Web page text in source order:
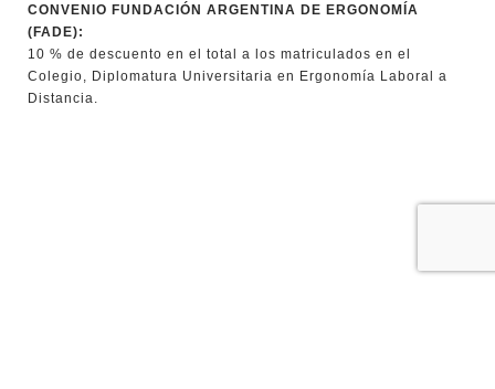
CONVENIO FUNDACIÓN ARGENTINA DE ERGONOMÍA
(FADE):
10 % de descuento en el total a los matriculados en el
Colegio, Diplomatura Universitaria en Ergonomía Laboral a
Distancia.